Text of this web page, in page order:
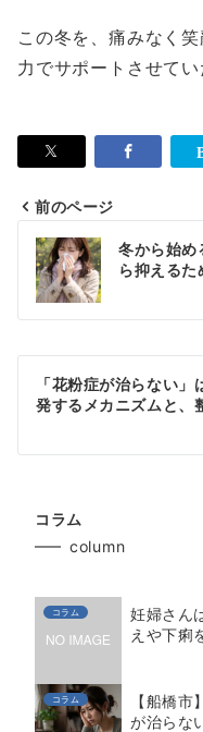
この冬を、痛みなく
力でサポートさせてい
投
稿
ナ
ビ
ー
シ
ン
前のページ
冬から始め
ら抑える
「花粉症が治らない
発するメカニズムと、
コラム
column
コラム
妊婦さん
えや下痢
コラム
【船橋
が治らな